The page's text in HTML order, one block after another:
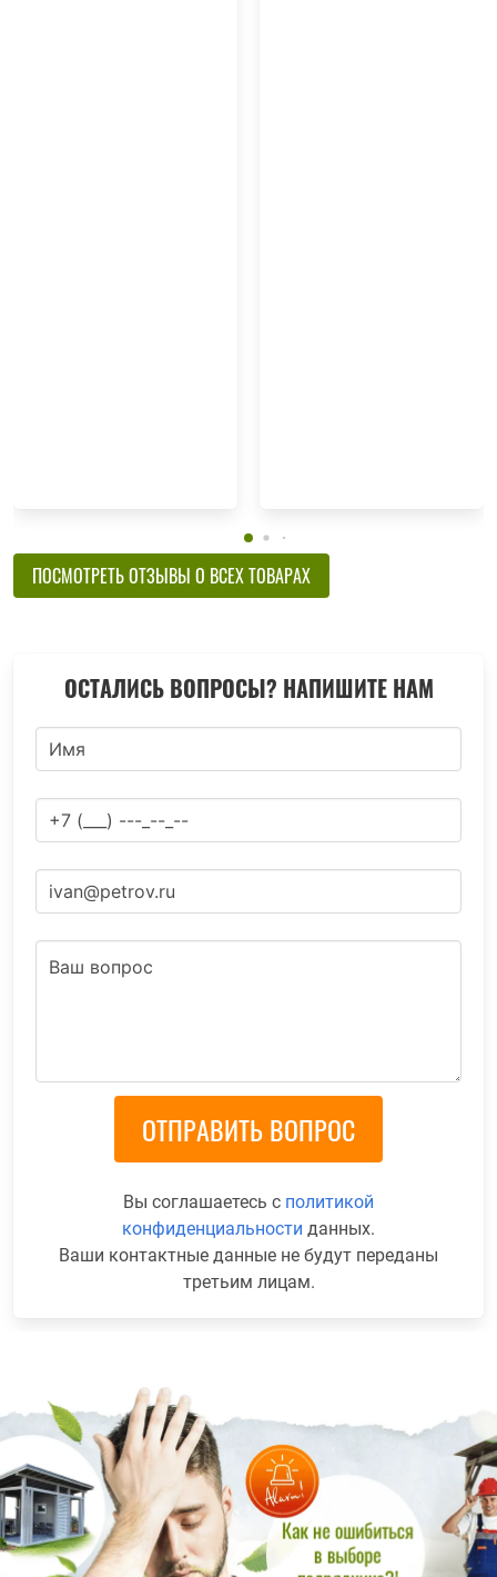
ПОСМОТРЕТЬ ОТЗЫВЫ О ВСЕХ ТОВАРАХ
ОСТАЛИСЬ ВОПРОСЫ? НАПИШИТЕ НАМ
Вы соглашаетесь с политикой
конфиденциальности данных.
Ваши контактные данные не будут переданы
третьим лицам.